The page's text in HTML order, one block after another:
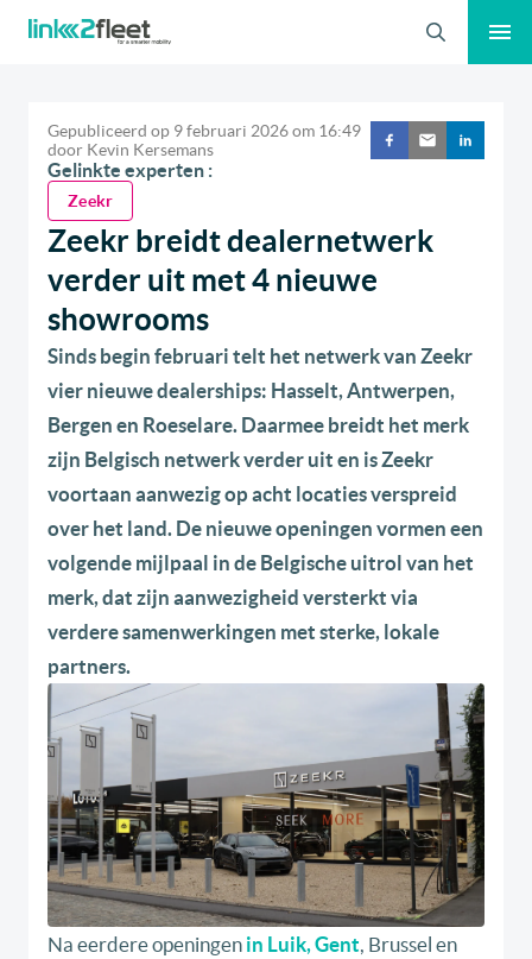
Zoeken
Gepubliceerd op 9 februari 2026om 16:49
door Kevin Kersemans
Gelinkte experten :
Zeekr
Zeekr breidt dealernetwerk
verder uit met 4 nieuwe
showrooms
Sinds begin februari telt het netwerk van Zeekr
vier nieuwe dealerships: Hasselt, Antwerpen,
Bergen en Roeselare. Daarmee breidt het merk
zijn Belgisch netwerk verder uit en is Zeekr
voortaan aanwezig op acht locaties verspreid
over het land. De nieuwe openingen vormen een
volgende mijlpaal in de Belgische uitrol van het
merk, dat zijn aanwezigheid versterkt via
verdere samenwerkingen met sterke, lokale
partners.
Na eerdere openingen in Luik, Gent, Brussel en